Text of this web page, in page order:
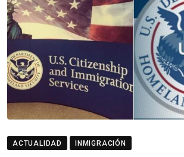
ACTUALIDAD INMIGRACIÓN